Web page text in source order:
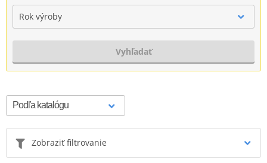
Rok výroby
Vyhľadať
Zobraziť filtrovanie